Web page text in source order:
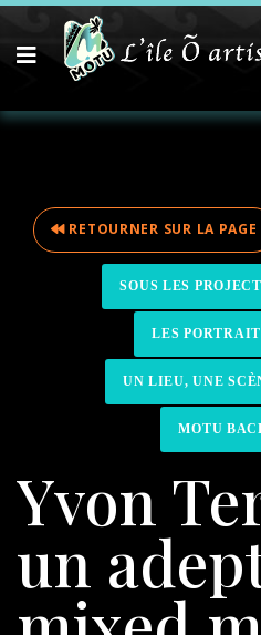
RETOURNER SUR LA PAGE
SOUS LES
LES
UN LIEU, UNE
MOTU
Yvon
un